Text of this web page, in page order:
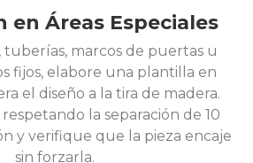
en Áreas Especiales
tuberías, marcos de puertas u
fijos, elabore una plantilla en
el diseño a la tira de madera.
la separación de 10
y verifique que la pieza encaje
sin forzarla.